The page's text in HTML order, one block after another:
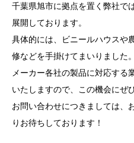
千葉県旭市に拠点を置く弊社で
展開しております。
具体的には、ビニールハウスや
修などを手掛けてまいりました。
メーカー各社の製品に対応する
いたしますので、この機会にぜ
お問い合わせにつきましては、
りお待ちしております！